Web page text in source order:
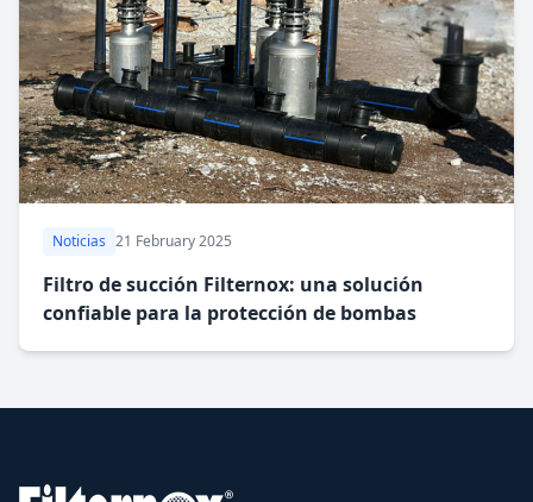
Noticias 21 February 2025
Filtro de succión Filternox: una solución
confiable para la protección de bombas